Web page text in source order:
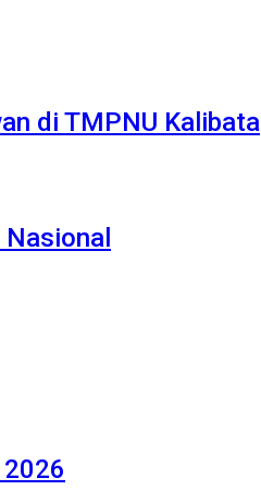
di TMPNU Kalibata